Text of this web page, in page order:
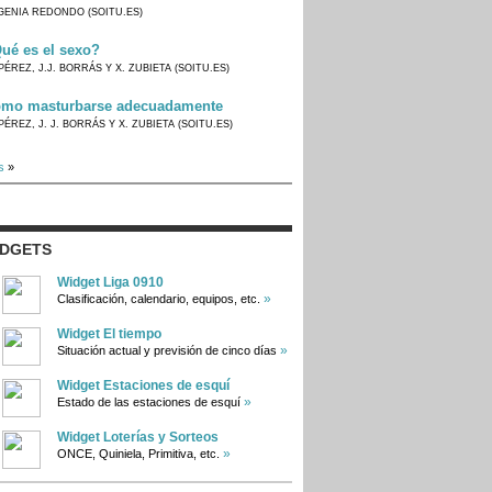
REDONDO (SOITU.ES)
es el sexo?
J.J. BORRÁS Y X. ZUBIETA (SOITU.ES)
masturbarse adecuadamente
J. J. BORRÁS Y X. ZUBIETA (SOITU.ES)
»
Widget Liga 0910
Clasificación, calendario, equipos, etc. »
Widget El tiempo
Situación actual y previsión de cinco días »
Widget Estaciones de esquí
Estado de las estaciones de esquí »
Widget Loterías y Sorteos
ONCE, Quiniela, Primitiva, etc. »